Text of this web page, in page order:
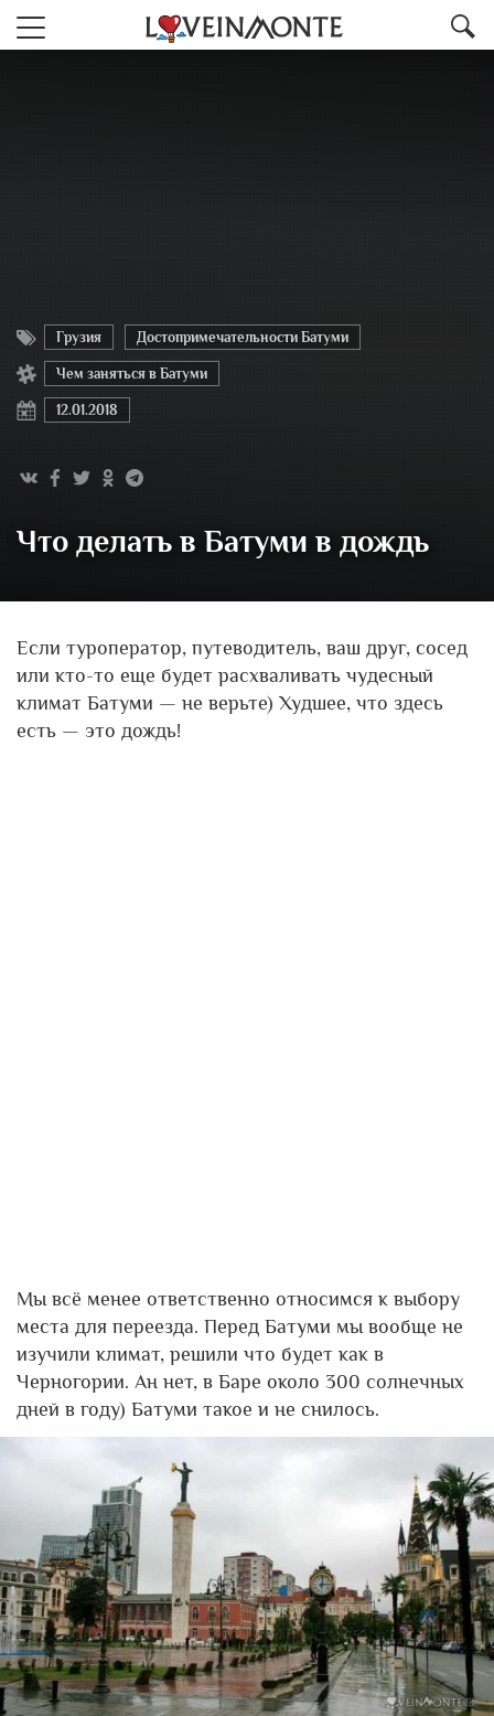
Грузия Достопримечательности Батуми
Чем заняться в Батуми
12.01.2018
Что делать в Батуми в дождь
Если туроператор, путеводитель, ваш друг, сосед
или кто-то еще будет расхваливать чудесный
климат Батуми — не верьте) Худшее, что здесь
есть — это дождь!
Мы всё менее ответственно относимся к выбору
места для переезда. Перед Батуми мы вообще не
изучили климат, решили что будет как в
Черногории. Ан нет, в Баре около 300 солнечных
дней в году) Батуми такое и не снилось.